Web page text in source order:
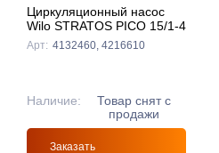
Циркуляционный насос
Wilo STRATOS PICO 15/1-4
Арт: 4132460, 4216610
Наличие:
Товар снят с
продажи
Заказать